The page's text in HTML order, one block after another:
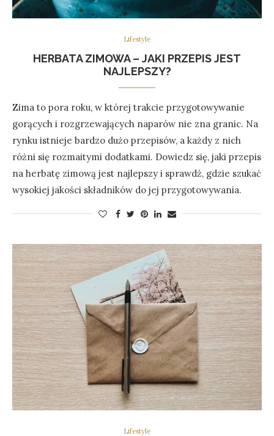
Lifestyle
HERBATA ZIMOWA – JAKI PRZEPIS JEST
NAJLEPSZY?
Zima to pora roku, w której trakcie przygotowywanie
gorących i rozgrzewających naparów nie zna granic. Na
rynku istnieje bardzo dużo przepisów, a każdy z nich
różni się rozmaitymi dodatkami. Dowiedz się, jaki przepis
na herbatę zimową jest najlepszy i sprawdź, gdzie szukać
wysokiej jakości składników do jej przygotowywania.
Lifestyle